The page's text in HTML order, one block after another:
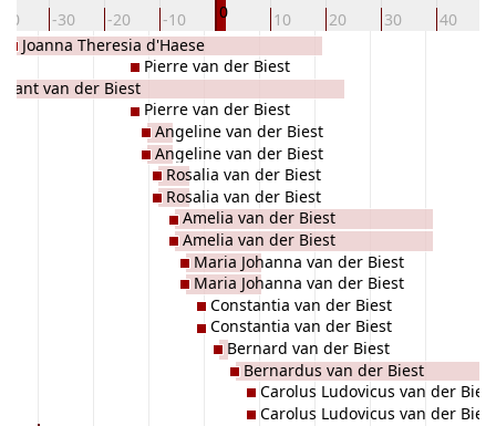
-30 -20 -10 0 10 20 30 40
van der Biest
Joanna Theresia d'Haese
Pierre van der Biest
Pierre van der Biest
Angeline van der Biest
Angeline van der Biest
Rosalia van der Biest
Rosalia van der Biest
Amelia van der Biest
Amelia van der Biest
Maria Johanna van der Biest
Maria Johanna van der Biest
Constantia van der Biest
Constantia van der Biest
Bernard van der Biest
Bernardus van der Biest
Carolus Ludovicus van der Biest
Carolus Ludovicus van der Biest